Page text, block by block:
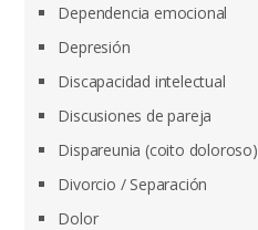
Dependencia emocional
Depresión
Discapacidad intelectual
Discusiones de pareja
Dispareunia (coito doloroso)
Divorcio / Separación
Dolor